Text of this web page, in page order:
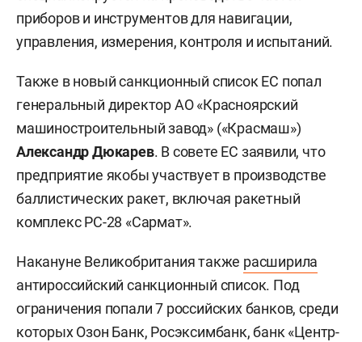
приборов и инструментов для навигации,
управления, измерения, контроля и испытаний.
Также в новый санкционный список ЕС попал
генеральный директор АО «Красноярский
машиностроительный завод» («Красмаш»)
Александр Дюкарев. В совете ЕС заявили, что
предприятие якобы участвует в производстве
баллистических ракет, включая ракетный
комплекс РС-28 «Сармат».
Накануне Великобритания также расширила
антироссийский санкционный список. Под
ограничения попали 7 российских банков, среди
которых Озон Банк, Росэксимбанк, банк «Центр-